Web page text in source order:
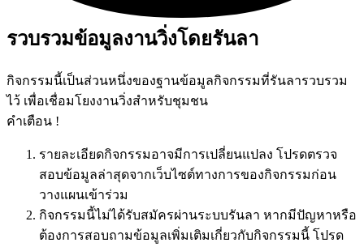
รวบรวมข้อมูลงานวิ่งโดยรันลา
กิจกรรมนี้เป็นส่วนหนึ่งของฐานข้อมูลกิจกรรมที่รันลารวบรวม
ไว้ เพื่อเชื่อมโยงงานวิ่งสำหรับชุมชน
คำเตือน !
รายละเอียดกิจกรรมอาจมีการเปลี่ยนแปลง โปรดตรวจ
สอบข้อมูลล่าสุดจากเว็บไซต์ทางการของกิจกรรมก่อน
วางแผนเข้าร่วม
กิจกรรมนี้ไม่ได้รับสมัครผ่านระบบรันลา หากมีปัญหาหรือ
ต้องการสอบถามข้อมูลเพิ่มเติมเกี่ยวกับกิจกรรมนี้ โปรด